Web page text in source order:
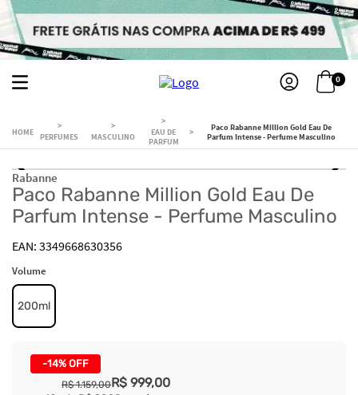
0
PERFUMES MASCULINO
EAU DE
PARFUM
Paco Rabanne Million Gold Eau De
Parfum Intense - Perfume Masculino
Rabanne
Paco Rabanne Million Gold Eau De
Parfum Intense - Perfume Masculino
3349668630356
Volume
200ml
-14% OFF
R$ 999,00
R$ 1.159,00